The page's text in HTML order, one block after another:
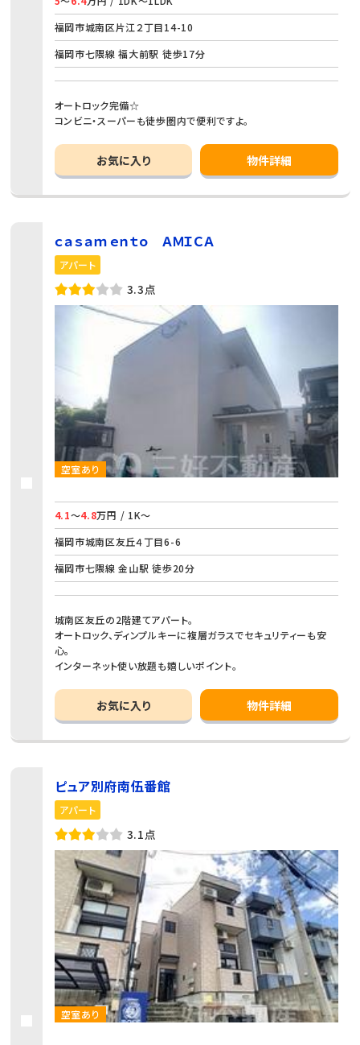
福岡市城南区片江２丁目14-10
福岡市七隈線 福大前駅 徒歩17分
オートロック完備☆
コンビニ・スーパーも徒歩圏内で便利ですよ。
お気に入り 物件詳細
ｃａｓａｍｅｎｔｏ ＡＭＩＣＡ
アパート
3.3点
空室あり
4.1～4.8万円 / 1K～
福岡市城南区友丘４丁目6-6
福岡市七隈線 金山駅 徒歩20分
城南区友丘の2階建てアパート。
オートロック、ディンプルキーに複層ガラスでセキュリティーも安
心。
インターネット使い放題も嬉しいポイント。
お気に入り 物件詳細
ピュア別府南伍番館
アパート
3.1点
空室あり